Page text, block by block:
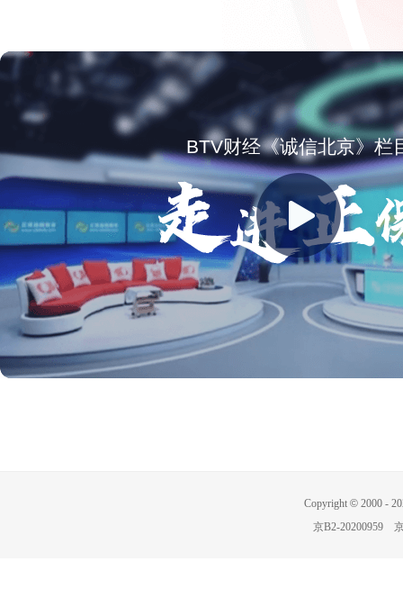
BTV财经《诚信北京》栏
Copyright © 2000 -
京B2-20200959